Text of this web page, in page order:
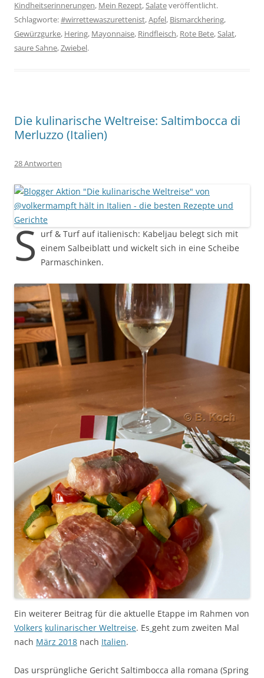
Kindheitserinnerungen, Mein Rezept,Salateveröffentlicht.
Schlagworte:#wirrettewaszurettenist,Apfel, Bismarckhering,
Gewürzgurke, Hering, Mayonnaise, Rindfleisch, Rote Bete,Salat,
saure Sahne,Zwiebel.
Die kulinarische Weltreise: Saltimbocca di
Merluzzo (Italien)
28 Antworten
S urf & Turf auf italienisch: Kabeljau belegt sich mit
einem Salbeiblatt und wickelt sich in eine Scheibe
Parmaschinken.
Ein weiterer Beitrag für die aktuelle Etappe im Rahmen von
Volkers kulinarischer Weltreise. Es geht zum zweiten Mal
nach März 2018 nach Italien.
Das ursprüngliche Gericht Saltimbocca alla romana (Spring